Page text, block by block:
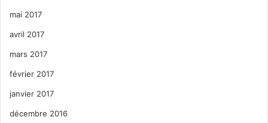
mai 2017
avril 2017
mars 2017
février 2017
janvier 2017
décembre 2016